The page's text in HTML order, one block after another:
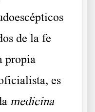
de la fe
propia
es
medicina